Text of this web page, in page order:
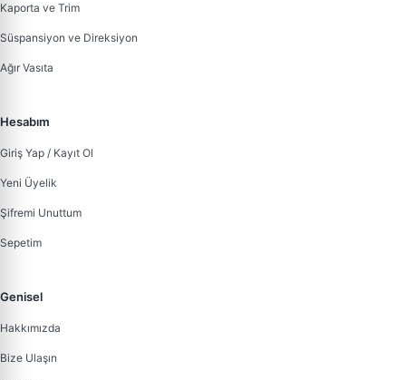
Kaporta ve Trim
Süspansiyon ve Direksiyon
Ağır Vasıta
Hesabım
Giriş Yap / Kayıt Ol
Yeni Üyelik
Şifremi Unuttum
Sepetim
Genisel
Hakkımızda
Bize Ulaşın